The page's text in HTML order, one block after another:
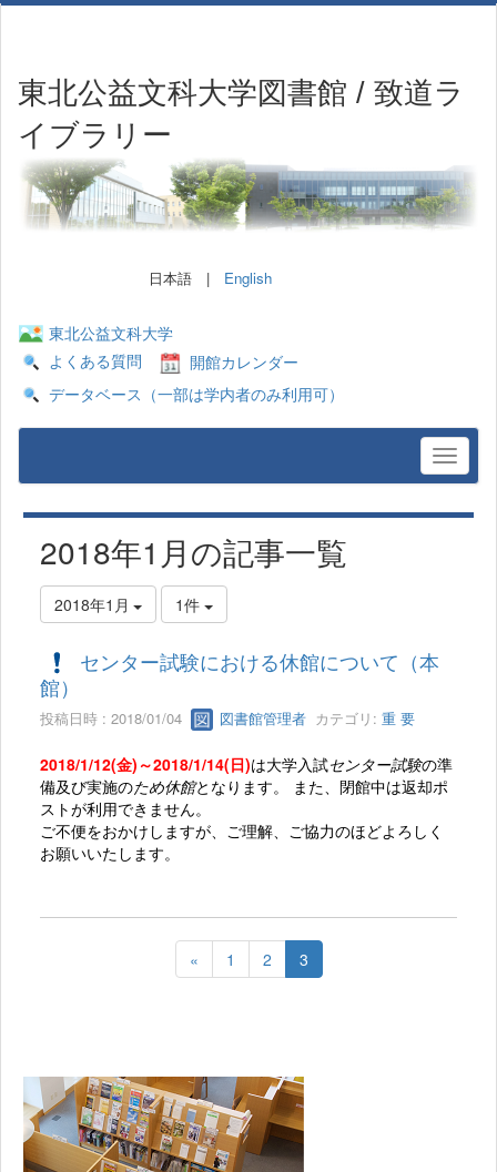
東北公益文科大学図書館 / 致道ラ
イブラリー
日本語 | English
東北公益文科大学
よくある質問
開館カレンダー
データベース（一部は学内者のみ利用可）
2018年1月の記事一覧
2018年1月 1件
センター試験における休館について（本
館）
投稿日時 : 2018/01/04 図書館管理者 カテゴリ: 重 要
2018/1/12(金)～2018/1/14(日)は大学入試センター試験の準
備及び実施のため休館となります。 また、閉館中は返却ポ
ストが利用できません。
ご不便をおかけしますが、ご理解、ご協力のほどよろしく
お願いいたします。
« 1 2 3